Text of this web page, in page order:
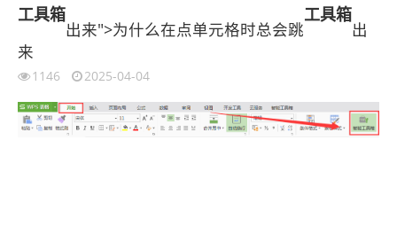
工具箱
出来">为什么在点单元格时总会跳
工具箱
出
来
1146 2025-04-04